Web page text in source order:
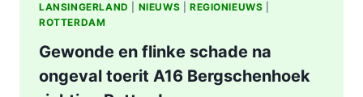
LANSINGERLAND
NIEUWS REGIONIEUWS
ROTTERDAM
Gewonde en flinke schade na
ongeval toerit A16 Bergschenhoek